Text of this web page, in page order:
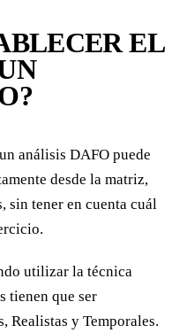
EL
análisis DAFO puede
desde la matriz,
sin tener en cuenta cuál
utilizar la técnica
tienen que ser
Realistas y Temporales.